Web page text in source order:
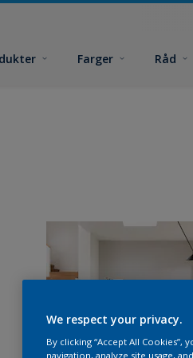
Farger Råd
We respect your privacy.
By clicking “Accept All
navigation, analyze site usage,